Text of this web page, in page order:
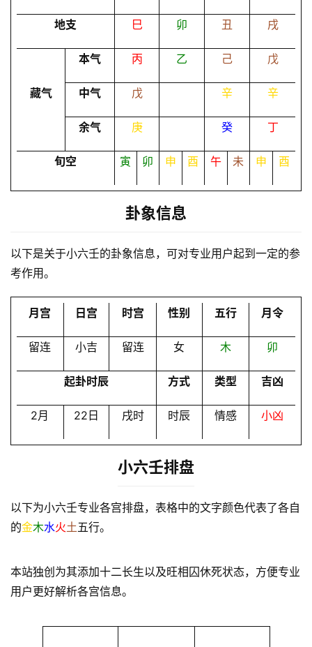
命
A
会
登录 注册
地支 巳 卯 丑 戌
本气 丙 乙 己 戊
藏气 中气 戊 辛 辛
余气 庚 癸 丁
旬空 寅 卯 申 酉 午 未 申 酉
卦象信息
以下是关于小六壬的卦象信息，可对专业用户起到一定的参
考作用。
月宫 日宫 时宫 性别 五行 月令
留连 小吉 留连 女 木 卯
起卦时辰 方式 类型 吉凶
2月 22日 戌时 时辰 情感 小凶
小六壬排盘
以下为小六壬专业各宫排盘，表格中的文字颜色代表了各自
的金木水火土五行。
本站独创为其添加十二长生以及旺相囚休死状态，方便专业
用户更好解析各宫信息。